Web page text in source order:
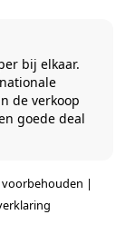
bij elkaar.
de verkoop
goede deal
|